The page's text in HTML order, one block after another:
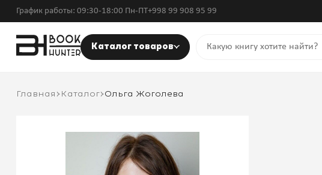
График работы: 09:30-18:00 Пн-ПТ+998 99 908 95 99
Каталог товаров
Главная Каталог Ольга Жоголева